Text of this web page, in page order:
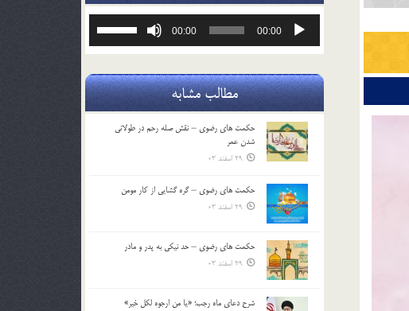
پخش‌کننده
00:00
00:00
یا
صدا
کلیدهای
مطالب مشابه
حکمت های رضوی – نقش صله رحم در طولانی
شدن عمر
29 اسفند 03
حکمت های رضوی – گره گشایی از کار مومن
29 اسفند 03
حکمت های رضوی – حد نیکی به پدر و مادر
29 اسفند 03
شرح دعای ماه رجب؛ «یا من ارجوه لکل خیر»